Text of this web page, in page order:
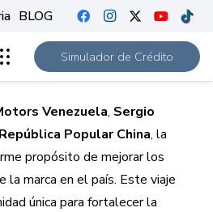
BLOG
Simulador de Crédito
Venezuela, Sergio
República Popular China, la
propósito de mejorar los
la marca en el país. Este viaje
única para fortalecer la